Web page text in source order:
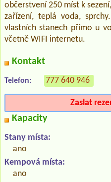
občerstvení 250 míst k
zařízení, teplá voda,
vlastních stanech přímo u
včetně WIFI internetu.
Kontakt
Telefon: 777 640 946
Zaslat
Kapacity
Stany místa:
ano
Kempová místa:
ano